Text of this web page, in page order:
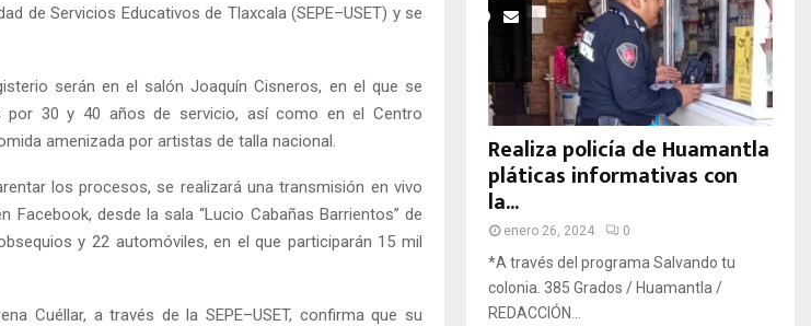
de Servicios Educativos de Tlaxcala (SEPE–USET) y se
serán en el salón Joaquín Cisneros, en el que se
por 30 y 40 años de servicio, así como en el Centro
amenizada por artistas de talla nacional.
los procesos, se realizará una transmisión en vivo
Facebook, desde la sala “Lucio Cabañas Barrientos” de
y 22 automóviles, en el que participarán 15 mil
Cuéllar, a través de la SEPE–USET, confirma que su
Realiza policía de Huamantla
pláticas informativas con
la...
enero 26, 2024 0
*A través del programa Salvando tu
colonia. 385 Grados / Huamantla /
REDACCIÓN...